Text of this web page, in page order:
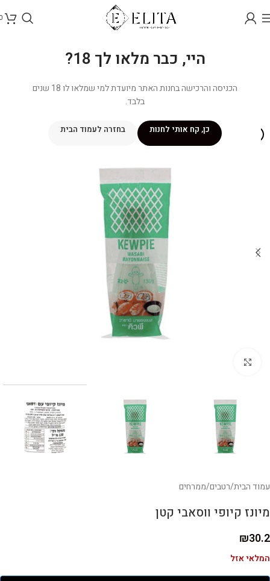
היי, כבר מלאו לך 18?
הכניסה והרכישה בחנות האתר מיועדת למי שמלאו לו 18 שנים
בלבד.
כן, קח אותי לחנות בחזרה לעמוד הבית
עמוד הבית/רטבים/ממרחים
מיונז קיופי ווסאבי קטן
₪30.2
המלאי אזל